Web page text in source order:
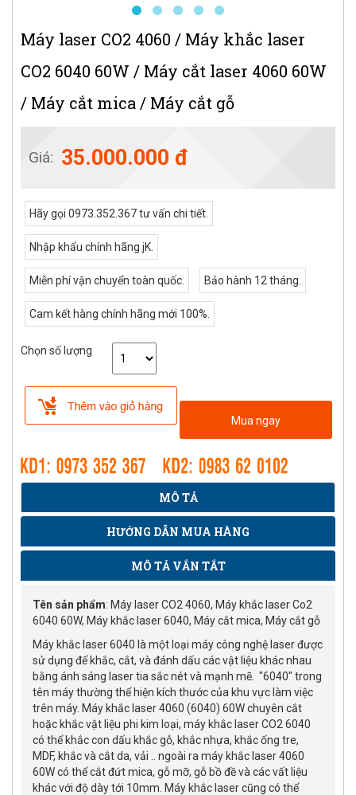
Máy laser CO2 4060 / Máy khắc laser
CO2 6040 60W / Máy cắt laser 4060 60W
/ Máy cắt mica / Máy cắt gỗ
Giá: 35.000.000 đ
Hãy gọi 0973.352.367 tư vấn chi tiết.
Nhập khẩu chính hãng jK.
Miễn phí vận chuyển toàn quốc. Bảo hành 12 tháng.
Cam kết hàng chính hãng mới 100%.
Chọn số lượng
Mua ngay
MÔ TẢ
HƯỚNG DẪN MUA HÀNG
MÔ TẢ VẮN TẮT
Tên sản phẩm: Máy laser CO2 4060, Máy khắc laser Co2
6040 60W, Máy khắc laser 6040, Máy cắt mica, Máy cắt gỗ
Máy khắc laser 6040 là một loại máy công nghệ laser được
sử dụng để khắc, cắt, và đánh dấu các vật liệu khác nhau
bằng ánh sáng laser tia sắc nét và mạnh mẽ. "6040" trong
tên máy thường thể hiện kích thước của khu vực làm việc
trên máy. Máy khắc laser 4060 (6040) 60W chuyên cắt
hoặc khắc vật liệu phi kim loại, máy khắc laser CO2 6040
có thể khắc con dấu khắc gỗ, khắc nhựa, khắc ống tre,
MDF, khắc và cắt da, vải .. ngoài ra máy khắc laser 4060
60W có thể cắt đứt mica, gỗ mỡ, gỗ bồ đề và các vất liệu
khác với độ dày tới 10mm. Máy khắc laser cũng có thể